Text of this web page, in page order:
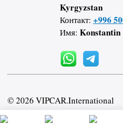
Kyrgyzstan
Контакт: +996
Имя: Konstantin
© 2026 VIPCAR.International